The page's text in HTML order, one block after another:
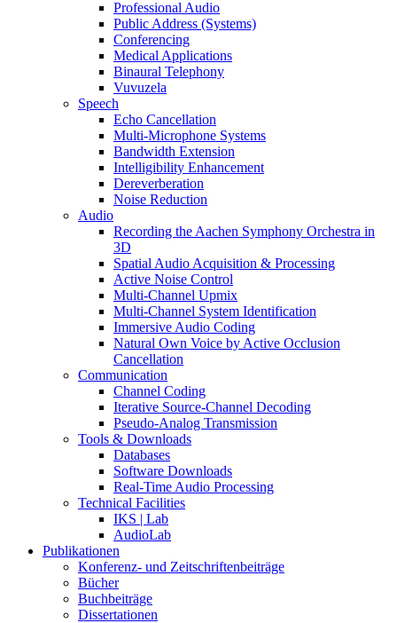
Professional Audio
Public Address (Systems)
Conferencing
Medical Applications
Binaural Telephony
Vuvuzela
Speech
Echo Cancellation
Multi-Microphone Systems
Bandwidth Extension
Intelligibility Enhancement
Dereverberation
Noise Reduction
Audio
Recording the Aachen Symphony Orchestra in
3D
Spatial Audio Acquisition & Processing
Active Noise Control
Multi-Channel Upmix
Multi-Channel System Identification
Immersive Audio Coding
Natural Own Voice by Active Occlusion
Cancellation
Communication
Channel Coding
Iterative Source-Channel Decoding
Pseudo-Analog Transmission
Tools & Downloads
Databases
Software Downloads
Real-Time Audio Processing
Technical Facilities
IKS | Lab
AudioLab
Publikationen
Konferenz- und Zeitschriftenbeiträge
Bücher
Buchbeiträge
Dissertationen